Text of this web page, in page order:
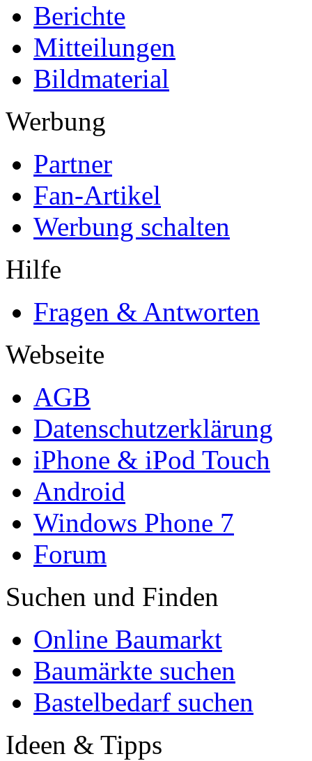
Berichte
Mitteilungen
Bildmaterial
Werbung
Partner
Fan-Artikel
Werbung schalten
Hilfe
Fragen & Antworten
Webseite
AGB
Datenschutzerklärung
iPhone & iPod Touch
Android
Windows Phone 7
Forum
Suchen und Finden
Online Baumarkt
Baumärkte suchen
Bastelbedarf suchen
Ideen & Tipps